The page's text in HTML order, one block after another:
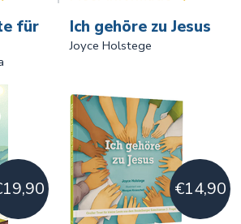
8
für Ich gehöre zu Jesus
Joyce Holstege
€14,90